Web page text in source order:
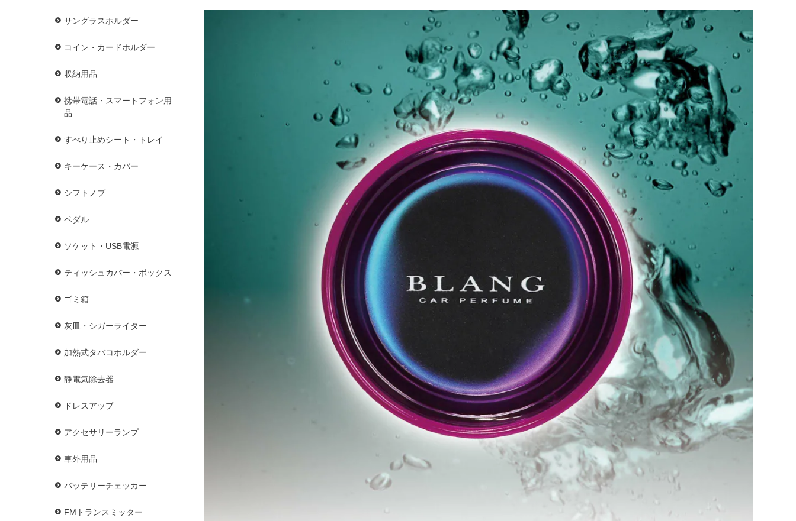
サングラスホルダー
コイン・カードホルダー
収納用品
携帯電話・スマートフォン用
品
すべり止めシート・トレイ
キーケース・カバー
シフトノブ
ペダル
ソケット・USB電源
ティッシュカバー・ボックス
ゴミ箱
灰皿・シガーライター
加熱式タバコホルダー
静電気除去器
ドレスアップ
アクセサリーランプ
車外用品
バッテリーチェッカー
FMトランスミッター